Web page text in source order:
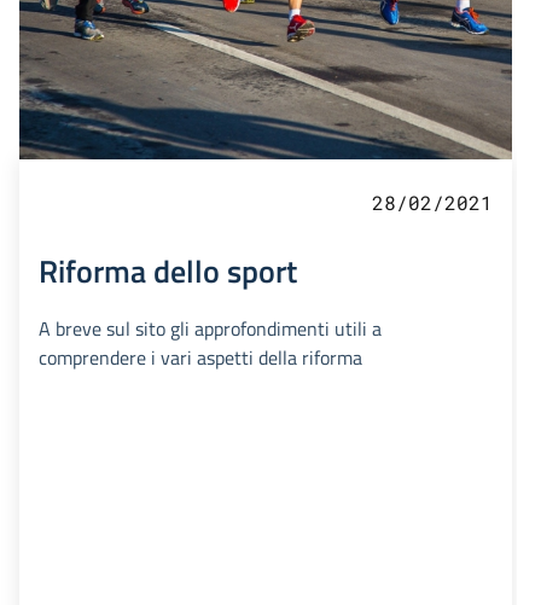
28/02/2021
Riforma dello sport
A breve sul sito gli approfondimenti utili a
comprendere i vari aspetti della riforma